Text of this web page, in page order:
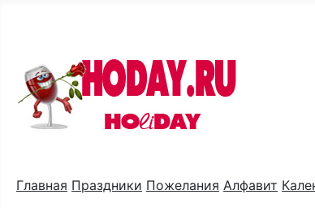
Главная Праздники Пожелания Алфавит